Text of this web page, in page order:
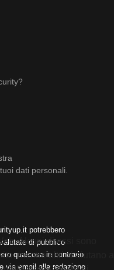
dati personali.
potrebbero
di pubblico
qualcosa in contrario
via email alla redazione
Alcuni di essi sono
mentre altri ci aiutano a